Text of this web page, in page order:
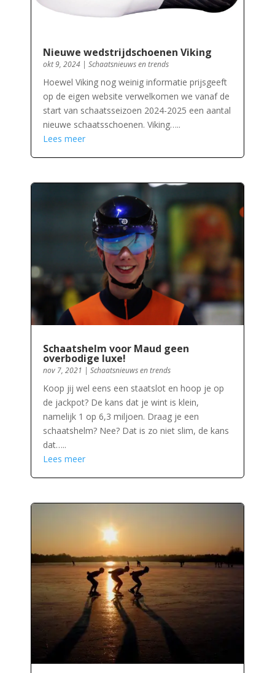
Nieuwe wedstrijdschoenen Viking
okt 9, 2024| Schaatsnieuws en trends
Hoewel Viking nog weinig informatie prijsgeeft
op de eigen website verwelkomen we vanaf de
start van schaatsseizoen 2024-2025 een aantal
nieuwe schaatsschoenen. Viking…..
Lees meer
Schaatshelm voor Maud geen
overbodige luxe!
nov 7, 2021 | Schaatsnieuws en trends
Koop jij wel eens een staatslot en hoop je op
de jackpot? De kans dat je wint is klein,
namelijk 1 op 6,3 miljoen. Draag je een
schaatshelm? Nee? Dat is zo niet slim, de kans
dat…..
Lees meer